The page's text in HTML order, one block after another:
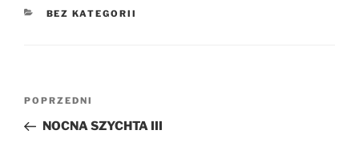
KATEGORIE
BEZ KATEGORII
Nawigacja
Poprzedni
wpis
POPRZEDNI
NOCNA SZYCHTA III